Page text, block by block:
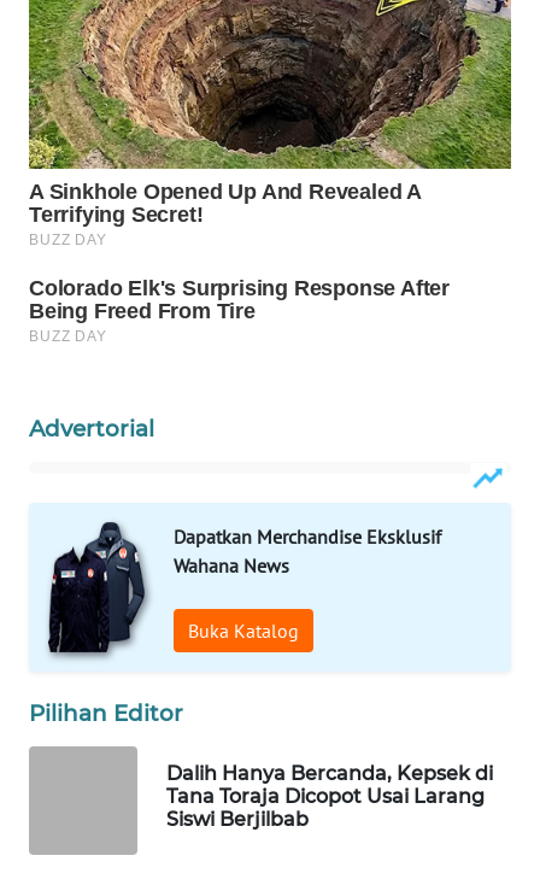
Advertorial
Dapatkan Merchandise Eksklusif
Wahana News
Buka Katalog
Pilihan Editor
Dalih Hanya Bercanda, Kepsek di
Tana Toraja Dicopot Usai Larang
Siswi Berjilbab
WN
LABUANBAJO
WN
BORNEO
Wahana
Group
WAHANA
WAHANA
WAHANA
ADVOKAT
WAHANA
INFRASTRUKTUR
KONSUMEN